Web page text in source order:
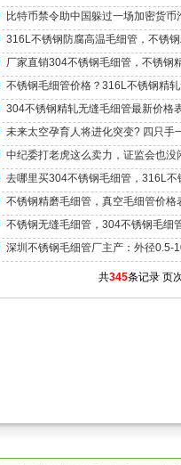
比特币禁令助中国躲过一场加密货币
316L不锈钢防腐高温毛细管，不锈
厂家直销304不锈钢毛细管，不锈钢
不锈钢毛细管价格？316L不锈钢精
304不锈钢精轧无缝毛细管最新价格
未来太空孕育人将进化突变? 四只手
中纪委打老虎这么卖力，证监会也
去哪里买304不锈钢毛细管，316L不
不锈钢精磨毛细管，真空毛细管价格
不锈钢无缝毛细管，304不锈钢毛细
深圳不锈钢毛细管厂主产：外径0.5-
共345条记录 页